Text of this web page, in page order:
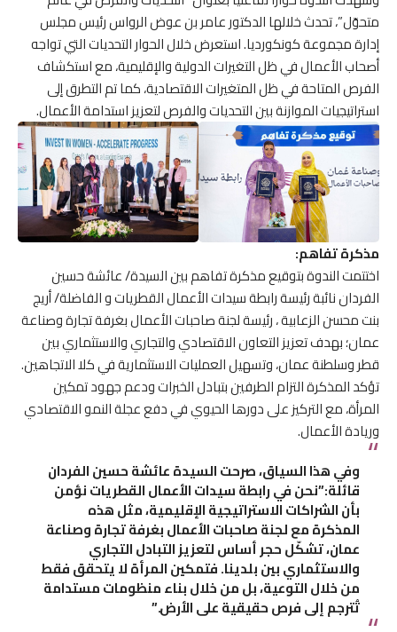
متحوّل”، تحدث خلالها الدكتور عامر بن عوض الرواس رئيس مجلس
إدارة مجموعة كونكورديا. استعرض خلال الحوار التحديات التي تواجه
أصحاب الأعمال في ظل التغيرات الدولية والإقليمية، مع استكشاف
الفرص المتاحة في ظل المتغيرات الاقتصادية، كما تم التطرق إلى
استراتيجيات الموازنة بين التحديات والفرص لتعزيز استدامة الأعمال.
مذكرة تفاهم:
اختتمت الندوة بتوقيع مذكرة تفاهم بين السيدة/ عائشة حسين
الفردان نائبة رئيسة رابطة سيدات الأعمال القطريات و الفاضلة/ أريج
بنت محسن الزعابية ، رئيسة لجنة صاحبات الأعمال بغرفة تجارة وصناعة
عمان؛ بهدف تعزيز التعاون الاقتصادي والتجاري والاستثماري بين
قطر وسلطنة عمان، وتسهيل العمليات الاستثمارية في كلا الاتجاهين.
تؤكد المذكرة التزام الطرفين بتبادل الخبرات ودعم جهود تمكين
المرأة، مع التركيز على دورها الحيوي في دفع عجلة النمو الاقتصادي
وريادة الأعمال.
وفي هذا السياق، صرحت السيدة عائشة حسين الفردان
قائلة:”نحن في رابطة سيدات الأعمال القطريات نؤمن
بأن الشراكات الاستراتيجية الإقليمية، مثل هذه
المذكرة مع لجنة صاحبات الأعمال بغرفة تجارة وصناعة
عمان، تشكّل حجر أساس لتعزيز التبادل التجاري
والاستثماري بين بلدينا. فتمكين المرأة لا يتحقق فقط
من خلال التوعية، بل من خلال بناء منظومات مستدامة
تُترجم إلى فرص حقيقية على الأرض.”